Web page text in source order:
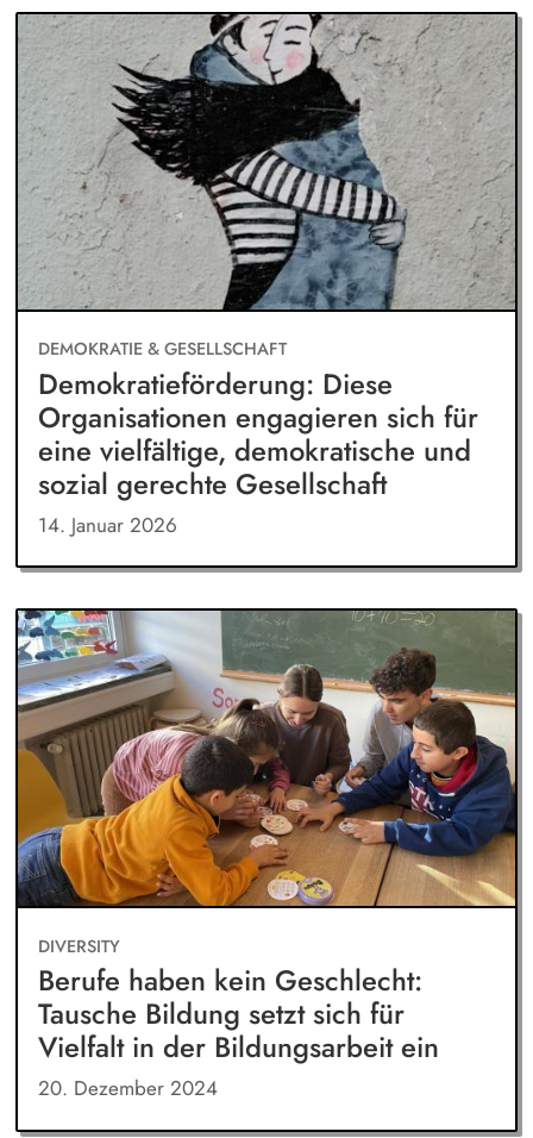
DEMOKRATIE & GESELLSCHAFT
Demokratieförderung: Diese
Organisationen engagieren sich für
eine vielfältige, demokratische und
sozial gerechte Gesellschaft
14. Januar 2026
DIVERSITY
Berufe haben kein Geschlecht:
Tausche Bildung setzt sich für
Vielfalt in der Bildungsarbeit ein
20. Dezember 2024